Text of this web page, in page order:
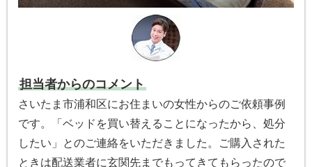
担当者からのコメント
さいたま市浦和区にお住まいの女性からのご依頼事例
です。「ベッドを買い替えることになったから、処分
したい」とのご連絡をいただきました。ご購入された
ときは配送業者に玄関先までもってきてもらったので